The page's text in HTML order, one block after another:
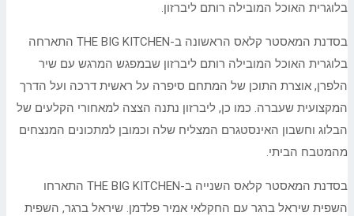
בלוגרית האוכל המובילה רותם ליברזון.
בסדנת המאסטר קלאס הראשונה ב-THE BIG KITCHEN התארחה
בלוגרית האוכל המובילה רותם ליברזון שבמפגש המרגש עם שיר
הלפרן, אוצרת התוכן של המתחם סיפרה על ראשית דרכה ועל הדרך
המקצועית שעברה. כמו כן, ליברזון נתנה הצצה למאחורי הקלעים של
הבלוג וחשבון האינסטגרם המצליח שלה וכמובן למתכונים המנצחים
מהמטבח הביתי.
בסדנת המאסטר קלאס השנייה ב-THE BIG KITCHEN התארחו
השפית שיראל ברגר עם החקלאי אמיר פלדמן. שיראל ברגר, השפית